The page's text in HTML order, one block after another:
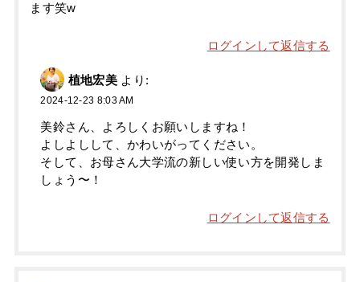
ます笑w
ログインして返信する
植地宏美 より:
2024-12-23 8:03 AM
美鈴さん、よろしくお願いしますね！
よしよしして、かわいがってください。
そして、お母さん大学流の新しい使い方を開発しま
しょう〜！
ログインして返信する